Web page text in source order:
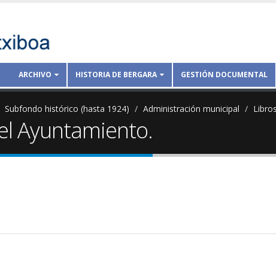
ARCHIVO HISTORIA DE BERGARA GESTIÓN DOCUMENTAL
Subfondo histórico (hasta 1924) Administración municipal
Ayuntamiento.